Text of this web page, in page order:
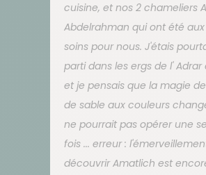
cuisine, et nos 2 chameliers
Abdelrahman qui ont été
soins pour nous. J'étais
parti dans les ergs de l' Adrar
et je pensais que la magie
de sable aux couleurs
ne pourrait pas opérer une
fois ... erreur :
découvrir Amatlich est